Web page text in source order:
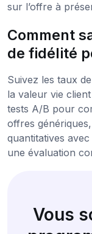
sur l’offre à
Comment
de fidélité
Suivez les taux
la valeur vie
tests A/B pour
offres
quantitatives
une évaluation
Vous